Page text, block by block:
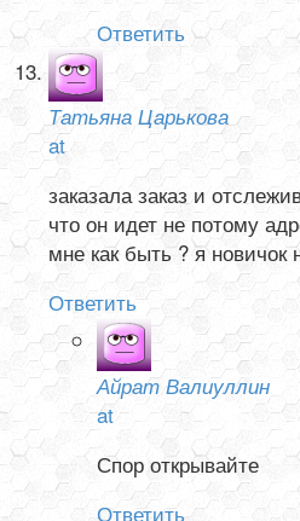
Ответить
Татьяна Царькова
at
заказала заказ и
что он идет не потому
мне как быть ? я новичок
Ответить
Айрат Валиуллин
at
Спор открывайте
Ответить